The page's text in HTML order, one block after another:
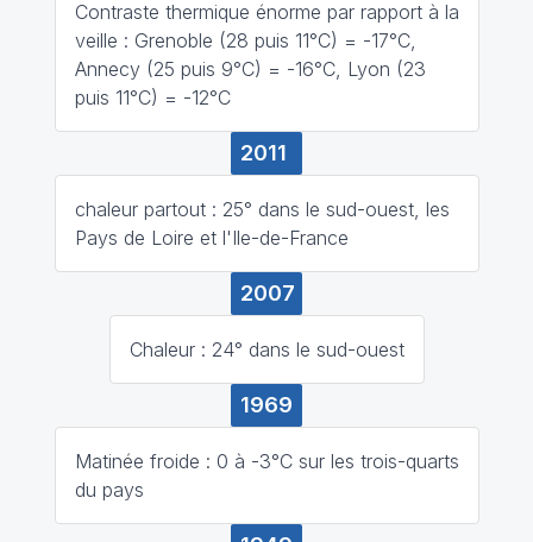
Contraste thermique énorme par rapport à la
veille : Grenoble (28 puis 11°C) = -17°C,
Annecy (25 puis 9°C) = -16°C, Lyon (23
puis 11°C) = -12°C
2011
chaleur partout : 25° dans le sud-ouest, les
Pays de Loire et l'Ile-de-France
2007
Chaleur : 24° dans le sud-ouest
1969
Matinée froide : 0 à -3°C sur les trois-quarts
du pays